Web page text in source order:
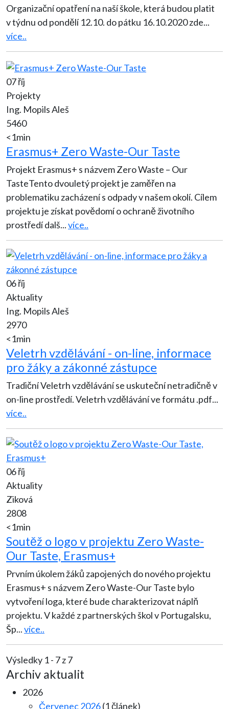
Organizační opatření na naší škole, která budou platit
v týdnu od pondělí 12.10. do pátku 16.10.2020 zde...
více..
07 říj
Projekty
Ing. Mopils Aleš
5460
<1min
Erasmus+ Zero Waste-Our Taste
Projekt Erasmus+ s názvem Zero Waste – Our
TasteTento dvouletý projekt je zaměřen na
problematiku zacházení s odpady v našem okolí. Cílem
projektu je získat povědomí o ochraně životního
prostředí dalš...více..
06 říj
Aktuality
Ing. Mopils Aleš
2970
<1min
Veletrh vzdělávání - on-line, informace
pro žáky a zákonné zástupce
Tradiční Veletrh vzdělávání se uskuteční netradičně v
on-line prostředí. Veletrh vzdělávání ve formátu .pdf...
více..
06 říj
Aktuality
Ziková
2808
<1min
Soutěž o logo v projektu Zero Waste-
Our Taste, Erasmus+
Prvním úkolem žáků zapojených do nového projektu
Erasmus+ s názvem Zero Waste-Our Taste bylo
vytvoření loga, které bude charakterizovat náplň
projektu. V každé z partnerských škol v Portugalsku,
Šp...více..
Výsledky 1 - 7 z 7
Archiv aktualit
2026
Červenec 2026(1 článek)